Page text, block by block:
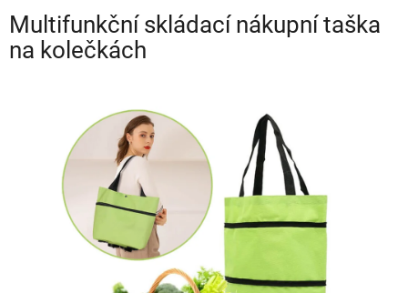
Multifunkční skládací nákupní taška
na kolečkách